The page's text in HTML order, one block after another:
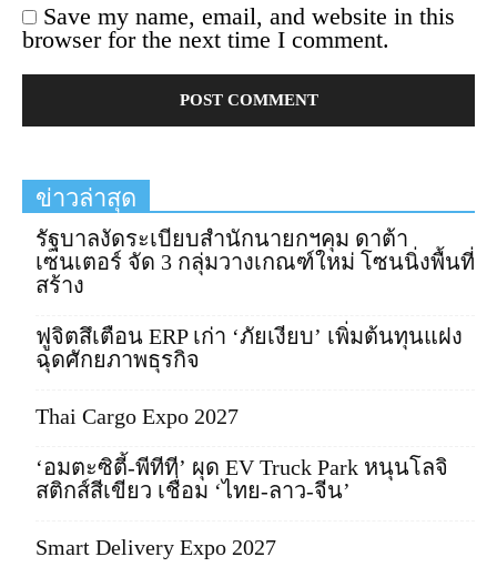
Save my name, email, and website in this
browser for the next time I comment.
ข่าวล่าสุด
รัฐบาลงัดระเบียบสำนักนายกฯคุม ดาต้า
เซนเตอร์ จัด 3 กลุ่มวางเกณฑ์ใหม่ โซนนิ่งพื้นที่
สร้าง
ฟูจิตสึเตือน ERP เก่า ‘ภัยเงียบ’ เพิ่มต้นทุนแฝง
ฉุดศักยภาพธุรกิจ
Thai Cargo Expo 2027
‘อมตะซิตี้-พีทีที’ ผุด EV Truck Park หนุนโลจิ
สติกส์สีเขียว เชื่อม ‘ไทย-ลาว-จีน’
Smart Delivery Expo 2027